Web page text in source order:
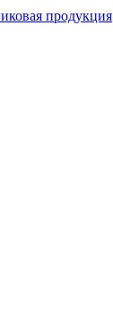
продукция